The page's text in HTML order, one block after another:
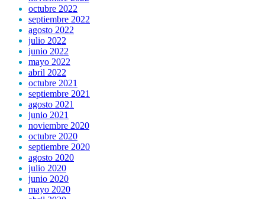
octubre 2022
septiembre 2022
agosto 2022
julio 2022
junio 2022
mayo 2022
abril 2022
octubre 2021
septiembre 2021
agosto 2021
junio 2021
noviembre 2020
octubre 2020
septiembre 2020
agosto 2020
julio 2020
junio 2020
mayo 2020